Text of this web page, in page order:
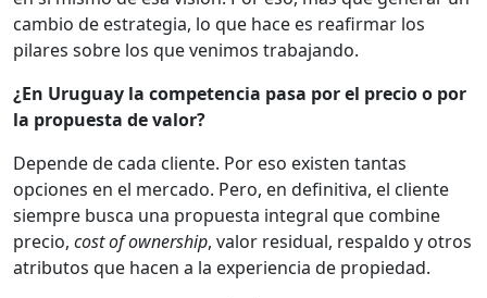
cambio de estrategia, lo que hace es reafirmar los
pilares sobre los que venimos trabajando.
¿En Uruguay la competencia pasa por el precio o por
la propuesta de valor?
Depende de cada cliente. Por eso existen tantas
opciones en el mercado. Pero, en definitiva, el cliente
siempre busca una propuesta integral que combine
precio, cost of ownership, valor residual, respaldo y otros
atributos que hacen a la experiencia de propiedad.